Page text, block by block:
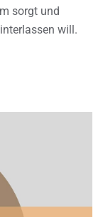
sorgt und
will.